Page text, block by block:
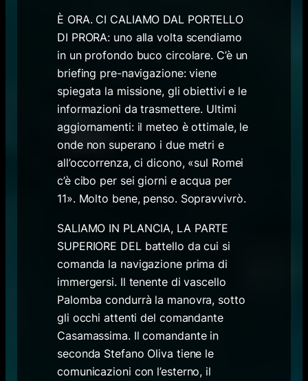
È ORA. CI CALIAMO DAL PORTELLO
DI PRORA: uno alla volta scendiamo
in un profondo buco circolare. C’è un
briefing pre-navigazione: viene
spiegata la missione, gli obiettivi e le
informazioni da trasmettere. Ultimi
aggiornamenti: il meteo è ottimale, le
onde non superano i due metri e
all’occorrenza, ci dicono, «sul Romei
c’è cibo per sei giorni e acqua per
11». Molto bene, penso. Sopravvivrò.
SALIAMO IN PLANCIA, LA PARTE
SUPERIORE DEL battello da cui si
comanda la navigazione prima di
immergersi. Il tenente di vascello
Palomba condurrà la manovra, sotto
gli occhi attenti del comandante
Casamassima. Il comandante in
seconda Stefano Oliva tiene le
comunicazioni con l’esterno, il